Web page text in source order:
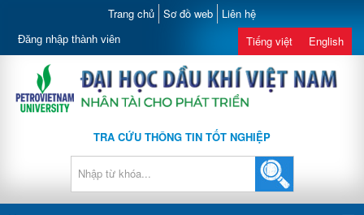
Trang chủ Sơ đồ web Liên hệ
Đăng nhập thành viên Tiếng việt English
TRA CỨU THÔNG TIN TỐT NGHIỆP